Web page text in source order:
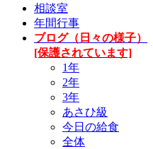
相談室
年間行事
ブログ（日々の様子）
[保護されています]
1年
2年
3年
あさひ級
今日の給食
全体